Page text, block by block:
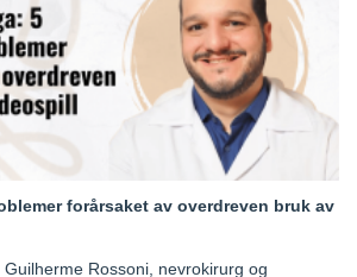
forårsaket av overdreven bruk av
Rossoni, nevrokirurg og